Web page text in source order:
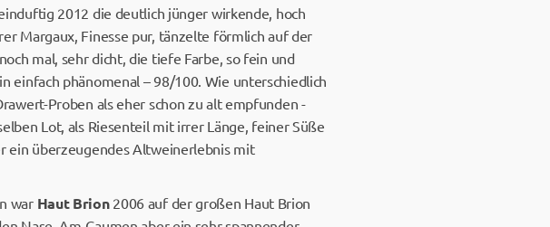
2012 die deutlich jünger wirkende, hoch
Margaux, Finesse pur, tänzelte förmlich auf der
mal, sehr dicht, die tiefe Farbe, so fein und
einfach phänomenal – 98/100. Wie unterschiedlich
Proben als eher schon zu alt empfunden -
Lot, als Riesenteil mit irrer Länge, feiner Süße
ein überzeugendes Altweinerlebnis mit
war Haut Brion2006 auf der großen Haut Brion